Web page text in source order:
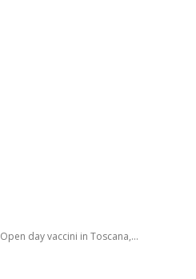
Open day vaccini in Toscana,...